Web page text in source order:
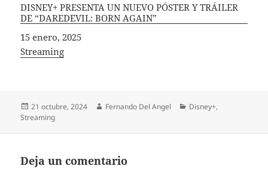
DISNEY+ PRESENTA UN NUEVO PÓSTER Y TRÁILER
DE “DAREDEVIL: BORN AGAIN”
Fecha
15 enero, 2025
In relation to
Streaming
Publicado
el
21 octubre, 2024 Autor
Fernando Del Angel Categorías
Disney+,
Streaming
Deja un comentario